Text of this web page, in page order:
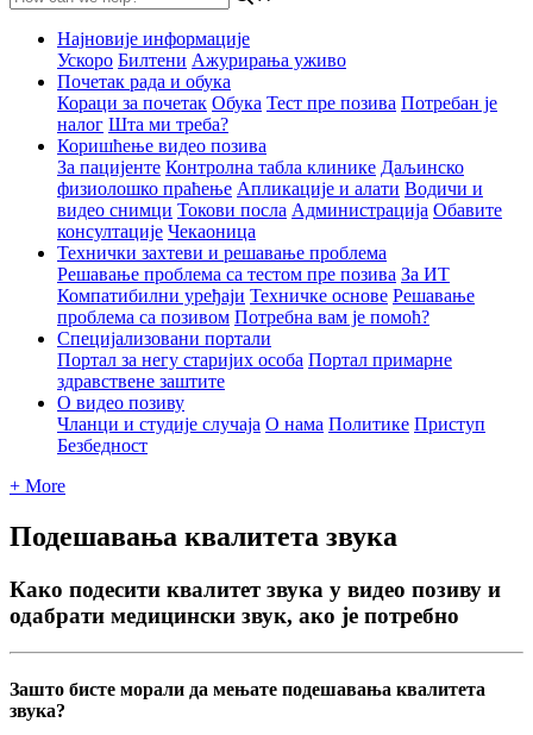
Најновије информације
Ускоро Билтени Ажурирања уживо
Почетак рада и обука
Кораци за почетак Обука Тест пре позива Потребан је
налог Шта ми треба?
Коришћење видео позива
За пацијенте Контролна табла клинике Даљинско
физиолошко праћење Апликације и алати Водичи и
видео снимци Токови посла Администрација Обавите
консултације Чекаоница
Технички захтеви и решавање проблема
Решавање проблема са тестом пре позива За ИТ
Компатибилни уређаји Техничке основе Решавање
проблема са позивом Потребна вам је помоћ?
Специјализовани портали
Портал за негу старијих особа Портал примарне
здравствене заштите
О видео позиву
Чланци и студије случаја О нама Политике Приступ
Безбедност
+ More
Подешавања квалитета звука
Како подесити квалитет звука у видео позиву и
одабрати медицински звук, ако је потребно
Зашто бисте морали да мењате подешавања квалитета
звука?